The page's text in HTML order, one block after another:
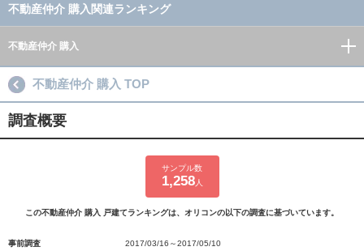
不動産仲介 購入関連ランキング
不動産仲介 購入
不動産仲介 購入 TOP
調査概要
サンプル数
1,258人
この不動産仲介 購入 戸建てランキングは、オリコンの以下の調査に基づいています。
事前調査
2017/03/16～2017/05/10